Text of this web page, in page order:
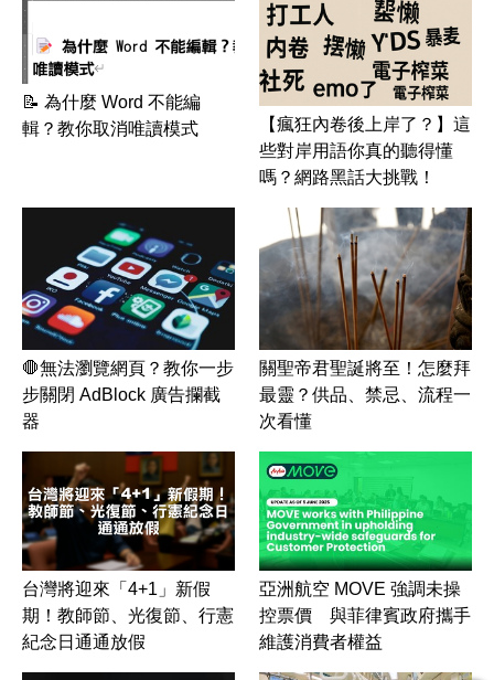
📝 為什麼 Word 不能編
輯？教你取消唯讀模式
【瘋狂內卷後上岸了？】這
些對岸用語你真的聽得懂
嗎？網路黑話大挑戰！
🛑無法瀏覽網頁？教你一步
步關閉 AdBlock 廣告攔截
器
關聖帝君聖誕將至！怎麼拜
最靈？供品、禁忌、流程一
次看懂
台灣將迎來「4+1」新假
期！教師節、光復節、行憲
紀念日通通放假
亞洲航空 MOVE 強調未操
控票價 與菲律賓政府攜手
維護消費者權益